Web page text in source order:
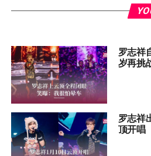
罗志祥
岁再挑
罗志祥
顶开唱